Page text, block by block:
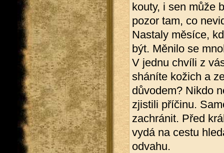
kouty, i sen může
pozor tam, co
Nastaly měsíce,
být. Měnilo se
V jednu chvíli z
sháníte kožich a
důvodem? Nikdo
zjistili příčinu.
zachránit. Před
vydá na cestu
odvahu.